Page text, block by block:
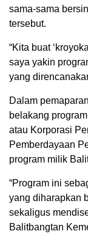
sama-sama
tersebut.
“Kita buat
saya yakin
yang
Dalam
belakang
atau Korporasi
Pemberdayaan
program milik
“Program ini
yang diharapkan
sekaligus
Balitbangtan